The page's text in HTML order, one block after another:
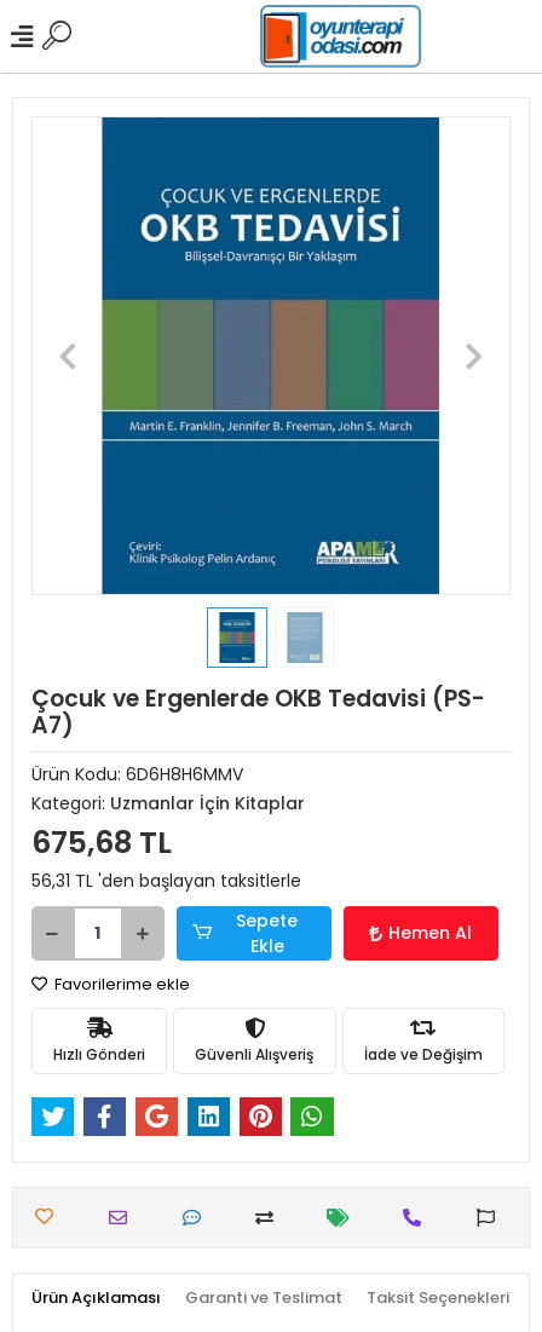
Çocuk ve Ergenlerde OKB Tedavisi (PS-
A7)
Ürün Kodu: 6D6H8H6MMV
Kategori: Uzmanlar İçin Kitaplar
675,68 TL
56,31 TL 'den başlayan taksitlerle
Sepete
Ekle
Hemen Al
Favorilerime ekle
Hızlı Gönderi Güvenli Alışveriş İade ve Değişim
Ürün Açıklaması Garanti ve Teslimat Taksit Seçenekleri